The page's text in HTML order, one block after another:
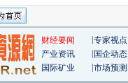
财经要闻 专家视点
产业资讯
国企动态
国际矿业
市场预测